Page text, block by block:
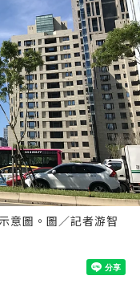
意圖。圖／記者游智